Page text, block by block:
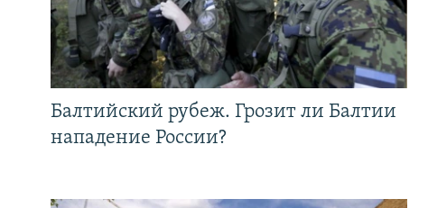
Балтийский рубеж. Грозит ли Балтии
нападение России?